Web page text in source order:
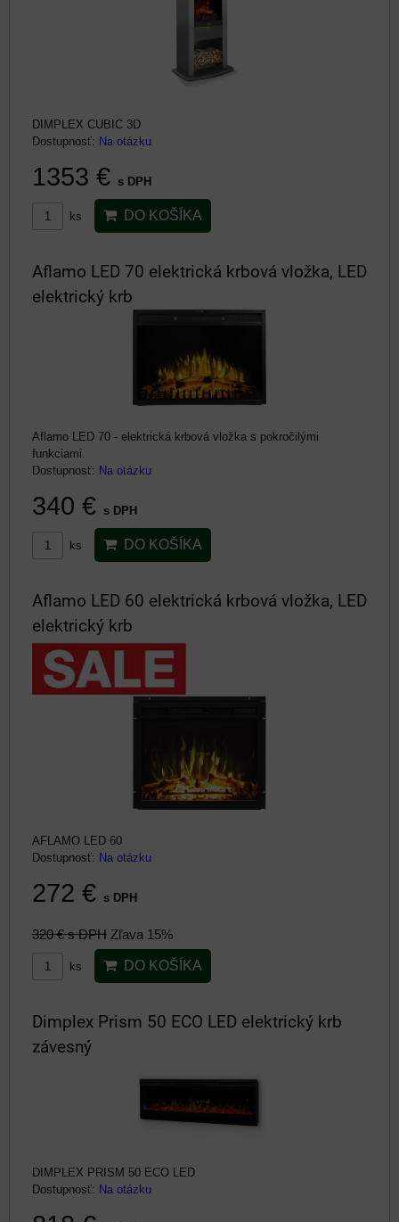
DIMPLEX CUBIC 3D
Dostupnosť: Na otázku
1353 € s DPH
ks DO KOŠÍKA
Aflamo LED 70 elektrická krbová vložka, LED
elektrický krb
Aflamo LED 70 - elektrická krbová vložka s pokročilými
funkciami.
Dostupnosť: Na otázku
340 € s DPH
ks DO KOŠÍKA
Aflamo LED 60 elektrická krbová vložka, LED
elektrický krb
AFLAMO LED 60
Dostupnosť: Na otázku
272 € s DPH
320 €s DPH Zľava 15%
ks DO KOŠÍKA
Dimplex Prism 50 ECO LED elektrický krb
závesný
DIMPLEX PRISM 50 ECO LED
Dostupnosť: Na otázku